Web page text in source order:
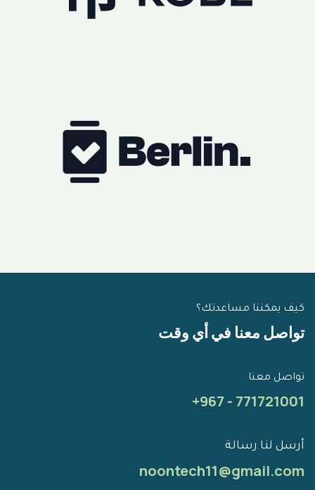
كيف يمكننا مساعدتك؟
تواصل معنا في أي وقت
تواصل معنا
+967 - 771721001
أرسل لنا رسالة
noontech11@gmail.com